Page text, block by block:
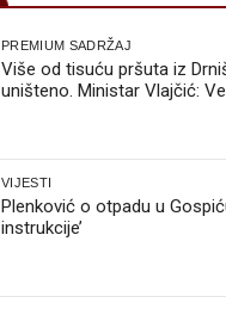
PREMIUM SADRŽAJ
Više od tisuću pršuta iz
uništeno. Ministar Vlajčić:
VIJESTI
Plenković o otpadu u
instrukcije’